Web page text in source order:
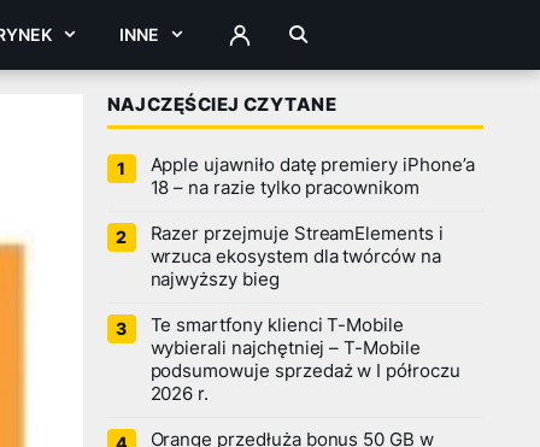
INNE ZALOGUJ
NAJCZĘŚCIEJ CZYTANE
Apple ujawniło datę premiery iPhone’a
18 – na razie tylko pracownikom
Razer przejmuje StreamElements i
wrzuca ekosystem dla twórców na
najwyższy bieg
Te smartfony klienci T-Mobile
wybierali najchętniej – T-Mobile
podsumowuje sprzedaż w I półroczu
2026 r.
Orange przedłuża bonus 50 GB w